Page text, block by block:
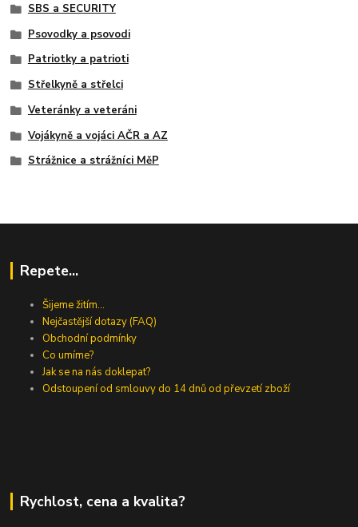
SBS a SECURITY
Psovodky a psovodi
Patriotky a patrioti
Střelkyně a střelci
Veteránky a veteráni
Vojákyně a vojáci AČR a AZ
Strážnice a strážníci MěP
Repete...
Šijeme žitím...
Nejčastější dotazy (FAQ)
Obchodní podmínky
Co umíme?
Jak se na nás doklepat?
Odstoupení od smlouvy do 14 dnů od převzetí zboží
Rychlost, cena a kvalita?